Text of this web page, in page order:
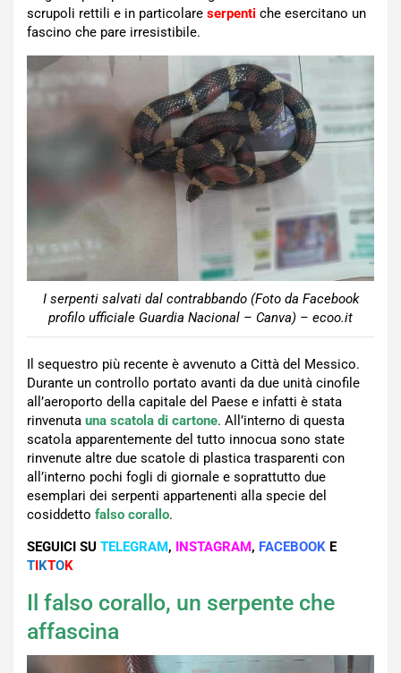
scrupoli rettili e in particolare serpenti che esercitano un
fascino che pare irresistibile.
I serpenti salvati dal contrabbando (Foto da Facebook
profilo ufficiale Guardia Nacional – Canva) – ecoo.it
Il sequestro più recente è avvenuto a Città del Messico.
Durante un controllo portato avanti da due unità cinofile
all’aeroporto della capitale del Paese e infatti è stata
rinvenuta una scatola di cartone. All’interno di questa
scatola apparentemente del tutto innocua sono state
rinvenute altre due scatole di plastica trasparenti con
all’interno pochi fogli di giornale e soprattutto due
esemplari dei serpenti appartenenti alla specie del
cosiddetto falso corallo.
SEGUICI SU TELEGRAM, INSTAGRAM, FACEBOOK E
TIKTOK
Il falso corallo, un serpente che
affascina